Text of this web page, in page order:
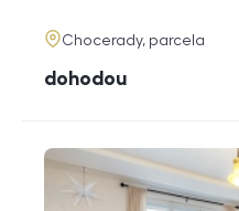
adresa
Chocerady, parcela
cena
dohodou